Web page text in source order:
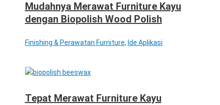
Mudahnya Merawat Furniture Kayu
dengan Biopolish Wood Polish
Finishing & Perawatan Furniture, Ide Aplikasi
Tepat Merawat Furniture Kayu